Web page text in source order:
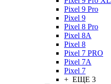
Pixel 9 Pro
Pixel 9
Pixel 8 Pro
Pixel 8A
Pixel 8
Pixel 7 PRO
Pixel 7A
Pixel 7
+ ЕЩЕ 3